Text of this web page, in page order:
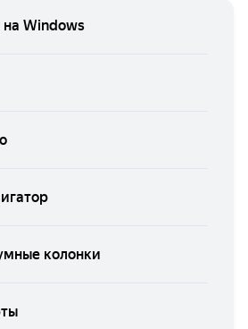
Windows
колонки